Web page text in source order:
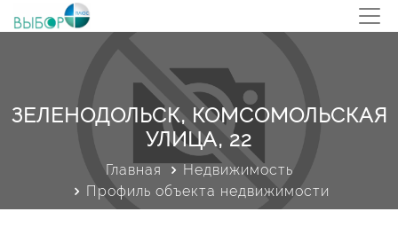
ЗЕЛЕНОДОЛЬСК, КОМСОМОЛЬСКАЯ
УЛИЦА, 22
Главная
Недвижимость
Профиль объекта недвижимости